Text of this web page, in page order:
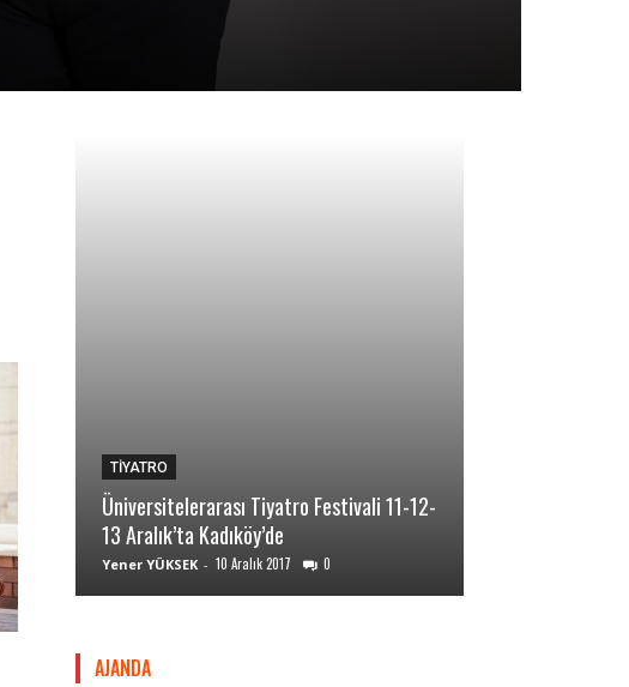
TİYATRO
Üniversitelerarası Tiyatro Festivali 11-12-
13 Aralık’ta Kadıköy’de
Yener YÜKSEK - 10 Aralık 2017 0
AJANDA